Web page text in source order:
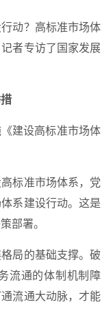
动？高标准市场体
者专访了国家发展
建设高标准市场体
标准市场体系，党
系建设行动。这是
部署。
局的基础支撑。破
流通的体制机制障
流通大动脉，才能